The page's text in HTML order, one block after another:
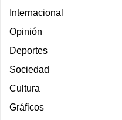
Internacional
Opinión
Deportes
Sociedad
Cultura
Gráficos